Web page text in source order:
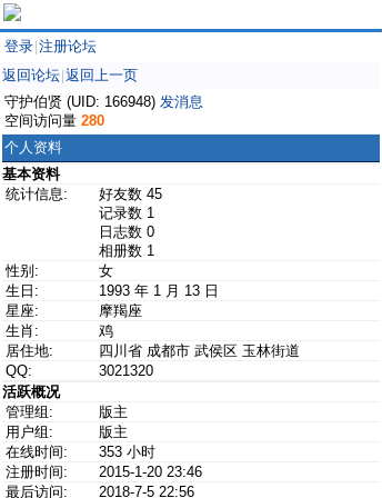
登录 注册论坛
返回论坛 返回上一页
守护伯贤 (UID: 166948) 发消息
空间访问量 280
个人资料
基本资料
统计信息:
好友数 45
记录数 1
日志数 0
相册数 1
性别:
女
生日:
1993 年 1 月 13 日
星座:
摩羯座
生肖:
鸡
居住地:
四川省 成都市 武侯区 玉林街道
QQ:
3021320
活跃概况
管理组:
版主
用户组:
版主
在线时间:
353 小时
注册时间:
2015-1-20 23:46
最后访问:
2018-7-5 22:56